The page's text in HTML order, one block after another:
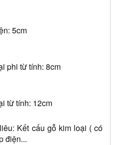
5cm
phi từ tính: 8cm
từ tính: 12cm
Kết cấu gỗ kim loại ( có
điện...